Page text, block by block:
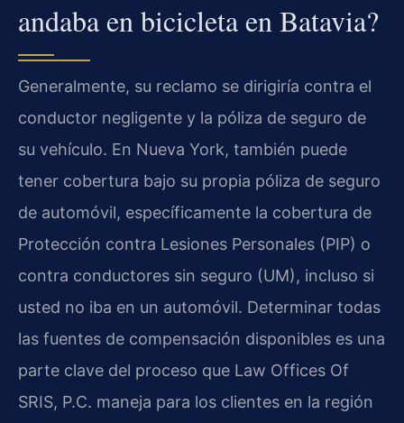
andaba en bicicleta en Batavia?
Generalmente, su reclamo se dirigiría contra el
conductor negligente y la póliza de seguro de
su vehículo. En Nueva York, también puede
tener cobertura bajo su propia póliza de seguro
de automóvil, específicamente la cobertura de
Protección contra Lesiones Personales (PIP) o
contra conductores sin seguro (UM), incluso si
usted no iba en un automóvil. Determinar todas
las fuentes de compensación disponibles es una
parte clave del proceso que Law Offices Of
SRIS, P.C. maneja para los clientes en la región